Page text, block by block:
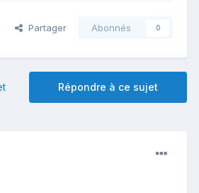
Partager Abonnés 0
Répondre à ce sujet